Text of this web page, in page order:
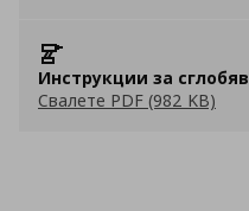
Инструкции за
Свалете PDF (982 KB)